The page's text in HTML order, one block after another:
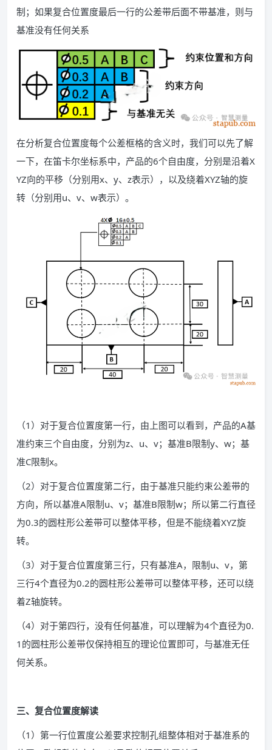
制；如果复合位置度最后一行的公差带后面不带基准，则与
基准没有任何关系
在分析复合位置度每个公差框格的含义时，我们可以先了解
一下，在笛卡尔坐标系中，产品的6个自由度，分别是沿着X
YZ向的平移（分别用x、y、z表示），以及绕着XYZ轴的旋
转（分别用u、v、w表示）。
（1）对于复合位置度第一行，由上图可以看到，产品的A基
准约束三个自由度，分别为z、u、v；基准B限制y、w；基
准C限制x。
（2）对于复合位置度第二行，由于基准只能约束公差带的
方向，所以基准A限制u、v；基准B限制w；所以第二行直径
为0.3的圆柱形公差带可以整体平移，但是不能绕着XYZ旋
转。
（3）对于复合位置度第三行，只有基准A，限制u、v，第
三行4个直径为0.2的圆柱形公差带可以整体平移，还可以绕
着Z轴旋转。
（4）对于第四行，没有任何基准，可以理解为4个直径为0.
1的圆柱形公差带仅保持相互的理论位置即可，与基准无任
何关系。
三、复合位置度解读
（1）第一行位置度公差要求控制孔组整体相对于基准系的